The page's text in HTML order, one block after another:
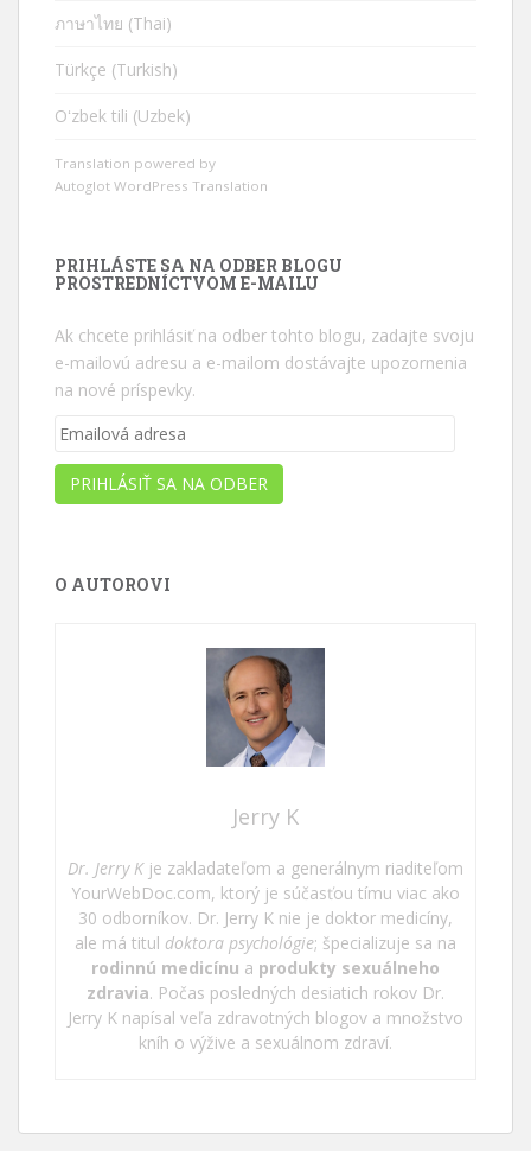
ภาษาไทย (Thai)
Türkçe (Turkish)
Oʻzbek tili (Uzbek)
Translation powered by
Autoglot WordPress Translation
PRIHLÁSTE SA NA ODBER BLOGU
PROSTREDNÍCTVOM E-MAILU
Ak chcete prihlásiť na odber tohto blogu, zadajte svoju
e-mailovú adresu a e-mailom dostávajte upozornenia
na nové príspevky.
Emailová
PRIHLÁSIŤ SA NA ODBER
O AUTOROVI
Jerry K
Dr. Jerry Kje zakladateľom a generálnym riaditeľom
YourWebDoc.com, ktorý je súčasťou tímu viac ako
30 odborníkov. Dr. Jerry K nie je doktor medicíny,
ale má titul doktora psychológie; špecializuje sa na
rodinnú medicínu a produkty sexuálneho
zdravia. Počas posledných desiatich rokov Dr.
Jerry K napísal veľa zdravotných blogov a množstvo
kníh o výžive a sexuálnom zdraví.